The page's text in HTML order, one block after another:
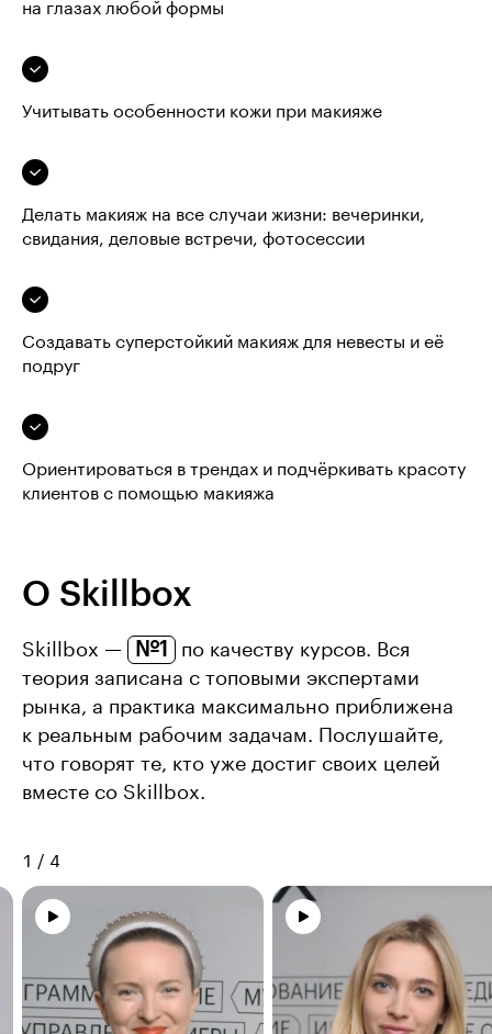
на глазах любой формы
Учитывать особенности кожи при макияже
Делать макияж на все случаи жизни: вечеринки,
свидания, деловые встречи, фотосессии
Создавать суперстойкий макияж для невесты и её
подруг
Ориентироваться в трендах и подчёркивать красоту
клиентов с помощью макияжа
О Skillbox
Skillbox — №1
по качеству курсов. Вся
теория записана с топовыми экспертами
рынка, а практика максимально приближена
к реальным рабочим задачам. Послушайте,
что говорят те, кто уже достиг своих целей
вместе со Skillbox.
1 / 4